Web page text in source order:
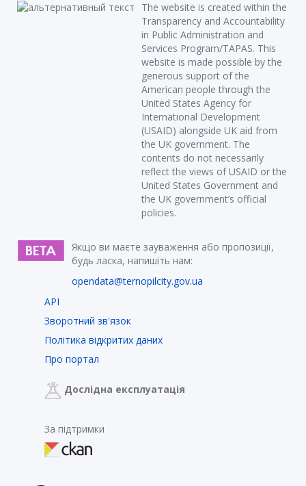
The website is created within the
Transparency and Accountability
in Public Administration and
Services Program/TAPAS. This
website is made possible by the
generous support of the
American people through the
United States Agency for
International Development
(USAID) alongside UK aid from
the UK government. The
contents do not necessarily
reflect the views of USAID or the
United States Government and
the UK government’s official
policies.
Якщо ви маєте зауваження або пропозиції,
будь ласка, напишіть нам:
opendata@ternopilcity.gov.ua
API
Зворотний зв'язок
Політика відкритих даних
Про портал
Дослідна експлуатація
За підтримки